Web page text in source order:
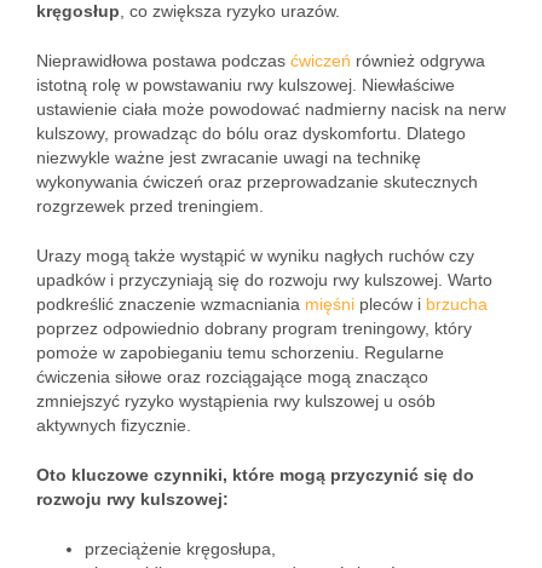
kręgosłup , co zwiększa ryzyko urazów.
Nieprawidłowa postawa podczas ćwiczeń również odgrywa
istotną rolę w powstawaniu rwy kulszowej. Niewłaściwe
ustawienie ciała może powodować nadmierny nacisk na nerw
kulszowy, prowadząc do bólu oraz dyskomfortu. Dlatego
niezwykle ważne jest zwracanie uwagi na technikę
wykonywania ćwiczeń oraz przeprowadzanie skutecznych
rozgrzewek przed treningiem.
Urazy mogą także wystąpić w wyniku nagłych ruchów czy
upadków i przyczyniają się do rozwoju rwy kulszowej. Warto
podkreślić znaczenie wzmacniania mięśni pleców i brzucha
poprzez odpowiednio dobrany program treningowy, który
pomoże w zapobieganiu temu schorzeniu. Regularne
ćwiczenia siłowe oraz rozciągające mogą znacząco
zmniejszyć ryzyko wystąpienia rwy kulszowej u osób
aktywnych fizycznie.
Oto kluczowe czynniki, które mogą przyczynić się do
rozwoju rwy kulszowej:
przeciążenie kręgosłupa,